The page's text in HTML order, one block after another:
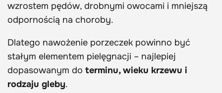
wzrostem pędów, drobnymi owocami i mniejszą
odpornością na choroby.
Dlatego nawożenie porzeczek powinno być
stałym elementem pielęgnacji – najlepiej
dopasowanym do terminu, wieku krzewu i
rodzaju gleby.